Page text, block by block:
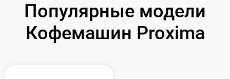
Популярные модели
Кофемашин Proxima